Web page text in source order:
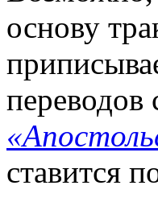
основу
ставится